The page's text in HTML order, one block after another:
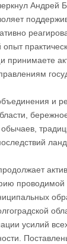
Андрей
и
усилий